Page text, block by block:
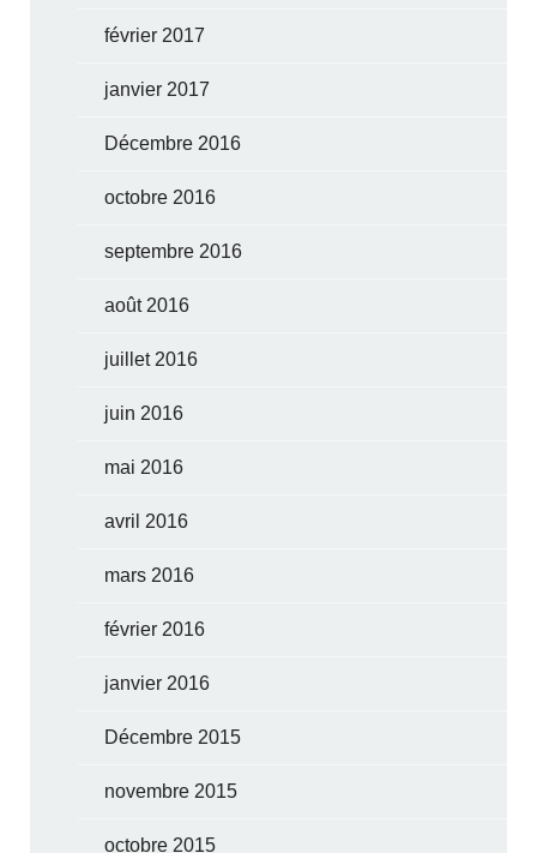
février 2017
janvier 2017
Décembre 2016
octobre 2016
septembre 2016
août 2016
juillet 2016
juin 2016
mai 2016
avril 2016
mars 2016
février 2016
janvier 2016
Décembre 2015
novembre 2015
octobre 2015